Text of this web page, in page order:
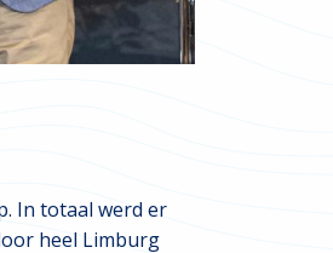
In totaal werd er
heel Limburg